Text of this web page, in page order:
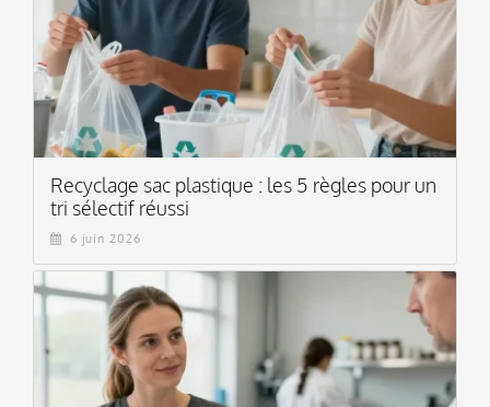
Recyclage sac plastique : les 5 règles pour un
tri sélectif réussi
6 juin 2026